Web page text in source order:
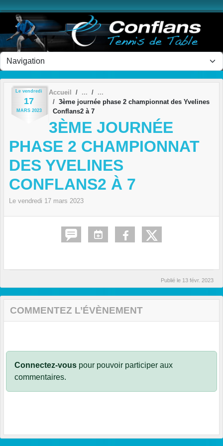
Le vendredi
17
MARS 2023
Accueil
3ème journée phase 2 championnat des Yvelines
Conflans2 à 7
3ÈME JOURNÉE
PHASE 2 CHAMPIONNAT
DES YVELINES
CONFLANS2 À 7
Le vendredi 17 mars 2023
Publié le 13 févr. 2023
COMMENTEZ L’ÉVÈNEMENT
Connectez-vous pour pouvoir participer aux
commentaires.